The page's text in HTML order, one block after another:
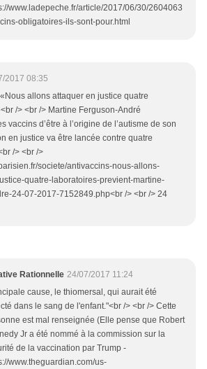
www.ladepeche.fr/article/2017/06/30/2604063
obligatoires-ils-sont-pour.html
2017 08:35
allons attaquer en justice quatre
/> <br /> Martine Ferguson-André
vaccins d’être à l’origine de l’autisme de son
en justice va être lancée contre quatre
/> <br />
societe/antivaccins-nous-allons-
quatre-laboratoires-previent-martine-
24-07-2017-7152849.php<br /> <br /> 24
Rationnelle 24/07/2017 11:24
cause, le thiomersal, qui aurait été
dans le sang de l'enfant."<br /> <br /> Cette
est mal renseignée (Elle pense que Robert
Jr a été nommé à la commission sur la
de la vaccination par Trump -
www.theguardian.com/us-